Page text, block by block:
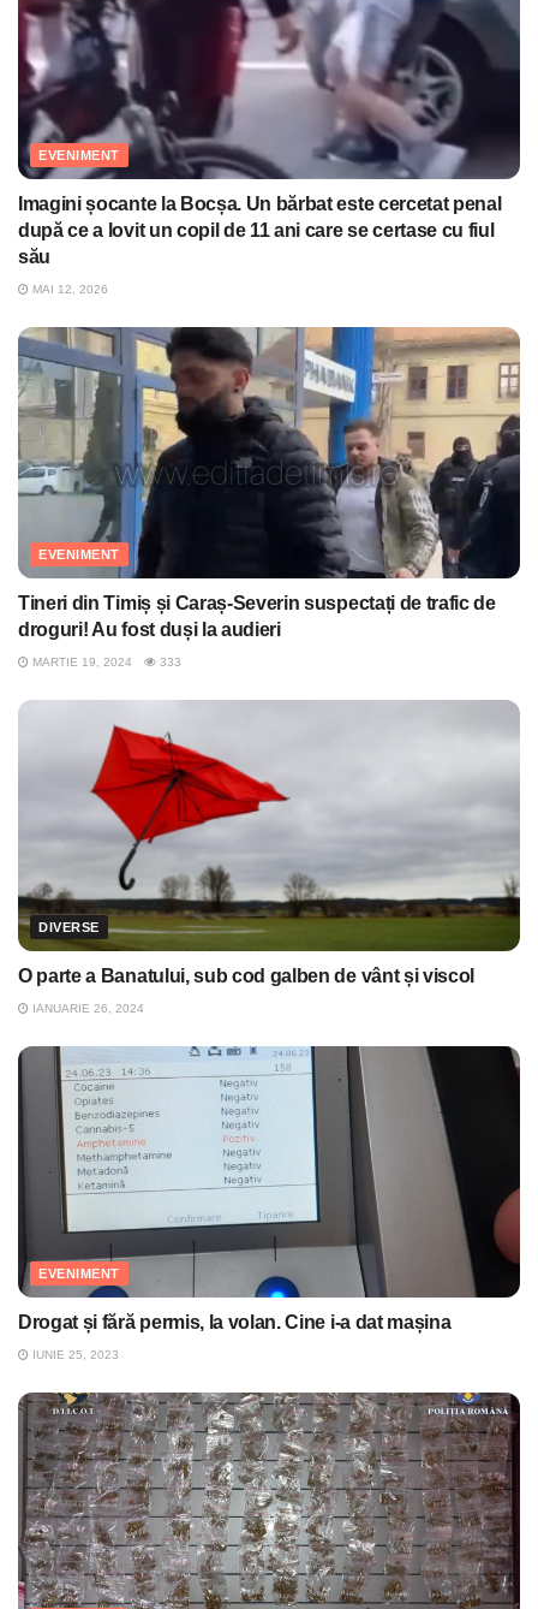
EVENIMENT
Imagini șocante la Bocșa. Un bărbat este cercetat penal
după ce a lovit un copil de 11 ani care se certase cu fiul
său
MAI 12, 2026
EVENIMENT
Tineri din Timiș și Caraș-Severin suspectați de trafic de
droguri! Au fost duși la audieri
MARTIE 19, 2024 333
DIVERSE
O parte a Banatului, sub cod galben de vânt și viscol
IANUARIE 26, 2024
EVENIMENT
Drogat și fără permis, la volan. Cine i-a dat mașina
IUNIE 25, 2023